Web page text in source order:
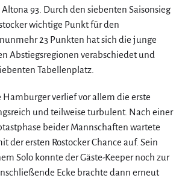
93. Durch den siebenten Saisonsieg
wichtige Punkt für den
23 Punkten hat sich die junge
Abstiegsregionen verabschiedet und
Tabellenplatz.
Hamburger verlief vor allem die erste
und teilweise turbulent. Nach einer
beider Mannschaften wartete
der ersten Rostocker Chance auf. Sein
Solo konnte der Gäste-Keeper noch zur
Ecke brachte dann erneut